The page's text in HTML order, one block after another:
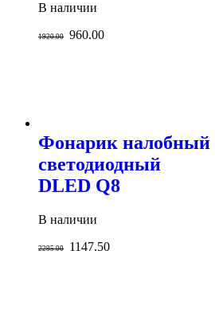
В наличии
1920.00 960.00
Фонарик налобный
светодиодный
DLED Q8
В наличии
2295.00 1147.50